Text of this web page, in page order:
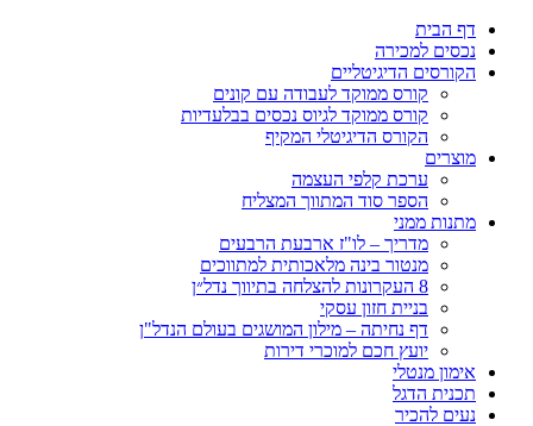
דף הבית
נכסים למכירה
הקורסים הדיגיטליים
קורס ממוקד לעבודה עם קונים
קורס ממוקד לגיוס נכסים בבלעדיות
הקורס הדיגיטלי המקיף
מוצרים
ערכת קלפי העצמה
הספר סוד המתווך המצליח
מתנות ממני
מדריך – לו"ז ארבעת הרבעים
מנטור בינה מלאכותית למתווכים
8 העקרונות להצלחה בתיווך נדל״ן
בניית חזון עסקי
דף נחיתה – מילון המושגים בעולם הנדל"ן
יועץ חכם למוכרי דירות
אימון מנטלי
תכנית הדגל
נעים להכיר